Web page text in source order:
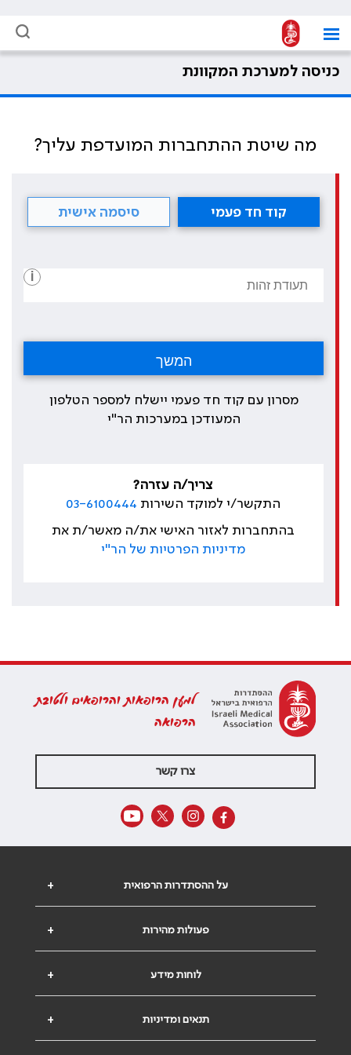
כניסה למערכת המקוונת
מה שיטת ההתחברות המועדפת עליך?
קוד חד פעמי סיסמה אישית
i
מסרון עם קוד חד פעמי יישלח למספר הטלפון
המעודכן במערכות הר"י
צריך/ה עזרה?
התקשר/י למוקד השירות 03-6100444
בהתחברות לאזור האישי את/ה מאשר/ת את
מדיניות הפרטיות של הר"י
למען הרופאות והרופאים ולטובת
הרפואה
צרו קשר
+ על ההסתדרות הרפואית
+ פעולות מהירות
+ לוחות מידע
+ תנאים ומדיניות